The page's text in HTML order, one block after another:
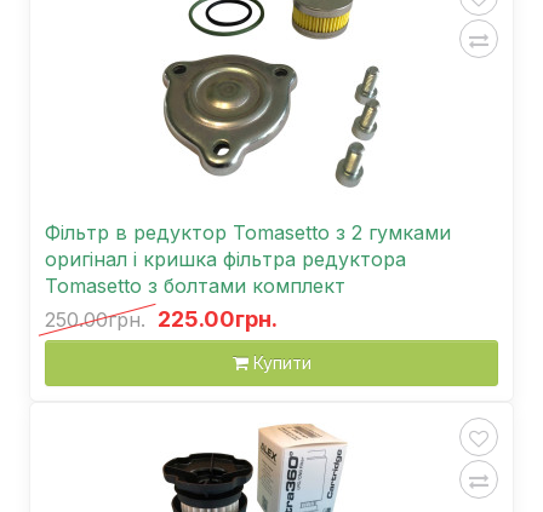
Фільтр в редуктор Tomasetto з 2 гумками
оригінал і кришка фільтра редуктора
Tomasetto з болтами комплект
250.00грн. 225.00грн.
Купити